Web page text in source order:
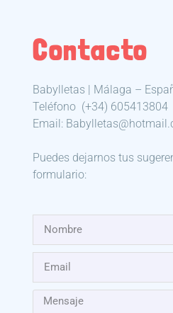
Contacto
Babylletas | Málaga –
Teléfono (+34) 605413804
Email:
Puedes dejarnos tus
formulario: